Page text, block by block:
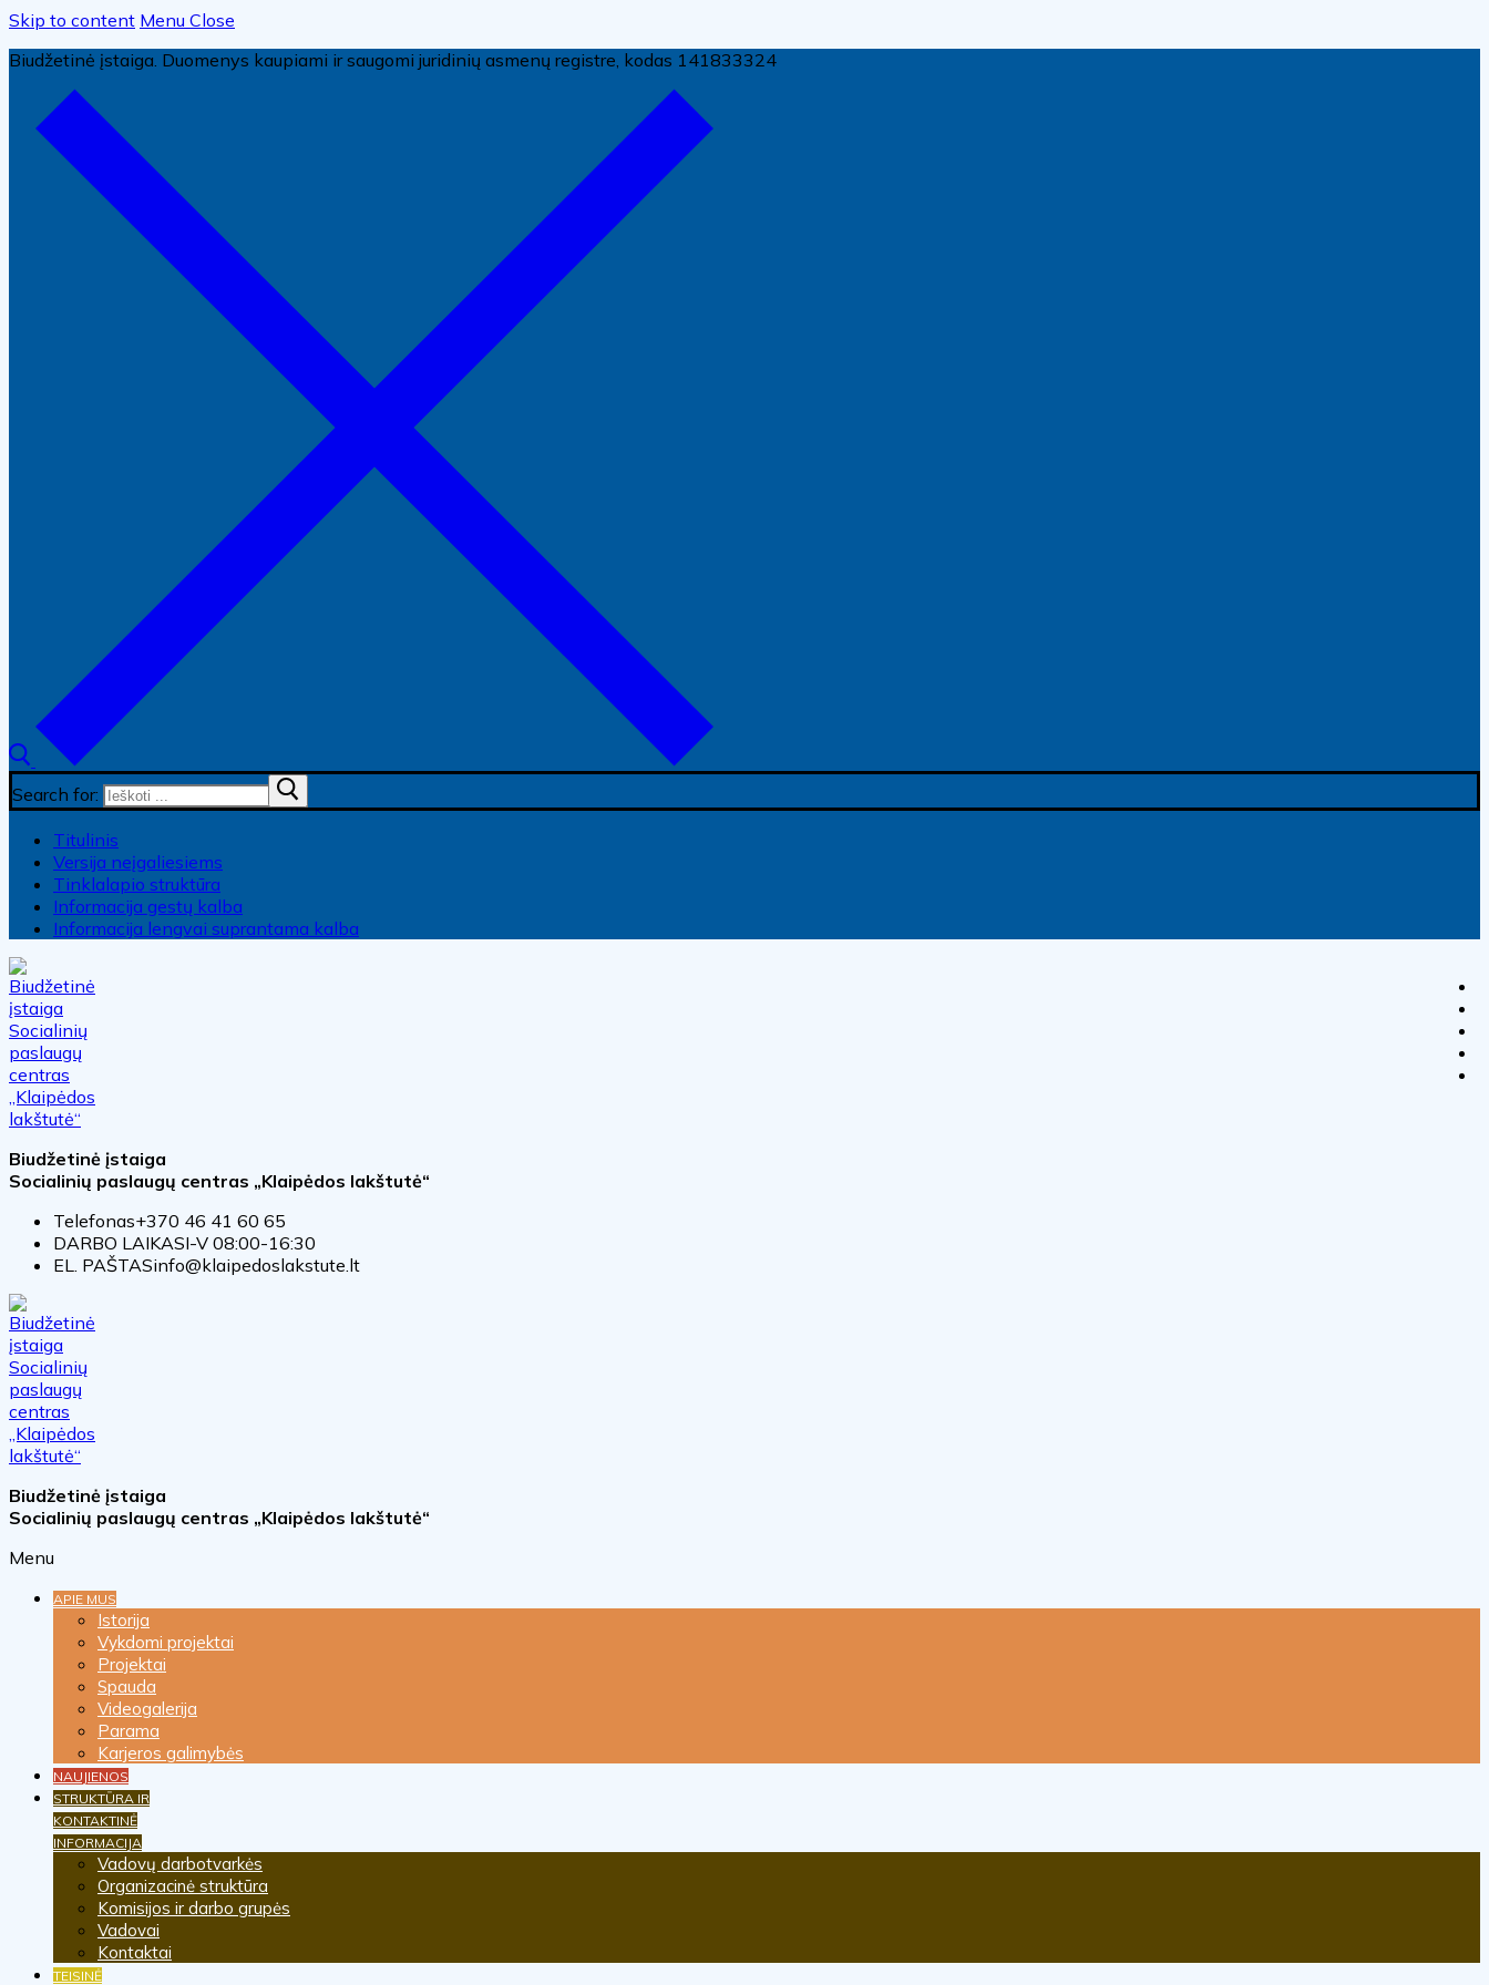
Skip to content Menu Close
Biudžetinė įstaiga. Duomenys kaupiami ir saugomi juridinių asmenų registre, kodas 141833324
Search for:
Titulinis
Versija neįgaliesiems
Tinklalapio struktūra
Informacija gestų kalba
Informacija lengvai suprantama kalba
Biudžetinė įstaiga
Socialinių paslaugų centras „Klaipėdos lakštutė“
Telefonas+370 46 41 60 65
DARBO LAIKASI-V 08:00-16:30
EL. PAŠTASinfo@klaipedoslakstute.lt
Biudžetinė įstaiga
Socialinių paslaugų centras „Klaipėdos lakštutė“
Menu
APIE MUS
Istorija
Vykdomi projektai
Projektai
Spauda
Videogalerija
Parama
Karjeros galimybės
NAUJIENOS
STRUKTŪRA IR
KONTAKTINĖ
INFORMACIJA
Vadovų darbotvarkės
Organizacinė struktūra
Komisijos ir darbo grupės
Vadovai
Kontaktai
TEISINĖ